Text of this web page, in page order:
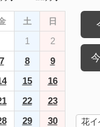
土 日
1
2
7 8
9
15
16
22
23
29
30
花イ